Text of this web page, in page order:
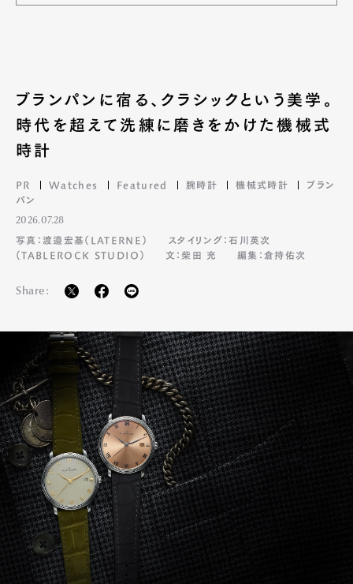
ブランパンに宿る、クラシックという美学。
時代を超えて洗練に磨きをかけた機械式
時計
PR Watches Featured 腕時計 機械式時計
ブラン
パン
2026.07.28
写真：渡邉宏基（LATERNE）
スタイリング：石川英次
（TABLEROCK STUDIO）
文：柴田 充 編集：倉持佑次
Share: